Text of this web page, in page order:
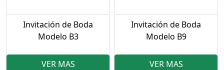
Invitación de Boda
Modelo B3
VER MAS
Invitación de Boda
Modelo B9
VER MAS